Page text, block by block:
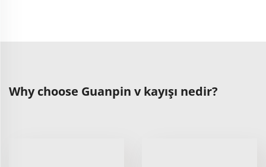
Why choose Guanpin v kayışı nedir?